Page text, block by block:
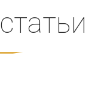
статьи